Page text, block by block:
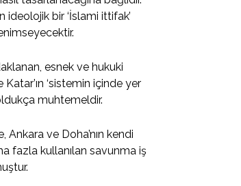
bir ‘İslami ittifak’
esnek ve hukuki
‘sistemin içinde yer
muhtemeldir.
ve Doha’nın kendi
fazla kullanılan savunma iş